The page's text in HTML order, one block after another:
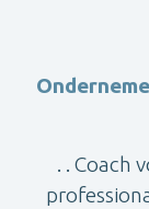
. . Coach